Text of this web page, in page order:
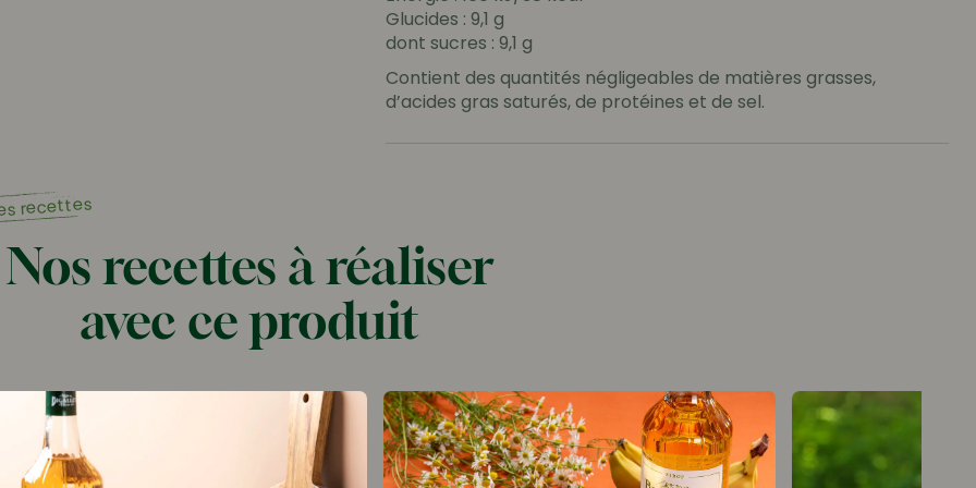
Glucides : 9,1 g
dont sucres : 9,1 g
Contient des quantités négligeables de matières grasses,
d’acides gras saturés, de protéines et de sel.
recettes
Nos recettes à réaliser
avec ce produit